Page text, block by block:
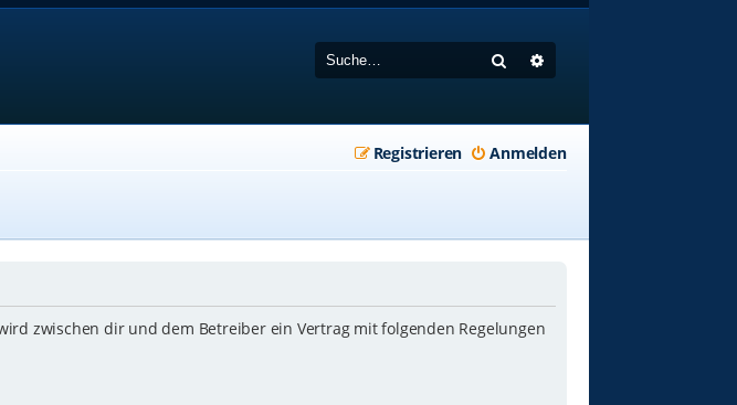
Suche
Anmelden
Registrieren
zwischen dir und dem Betreiber ein Vertrag mit folgenden Regelungen